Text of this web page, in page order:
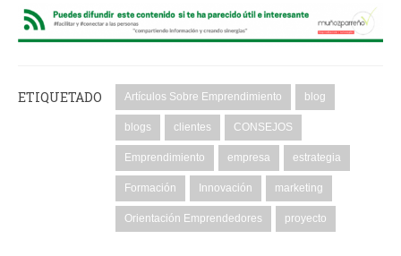
ETIQUETADO Artículos Sobre Emprendimiento blog
blogs clientes CONSEJOS
Emprendimiento empresa estrategia
Formación Innovación marketing
Orientación Emprendedores proyecto